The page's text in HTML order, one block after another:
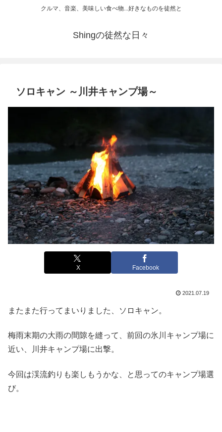
クルマ、音楽、美味しい食べ物...好きなものを徒然と
Shingの徒然な日々
ソロキャン ～川井キャンプ場～
X Facebook
2021.07.19
またまた行ってまいりました、ソロキャン。
梅雨末期の大雨の間隙を縫って、前回の氷川キャンプ場に
近い、川井キャンプ場に出撃。
今回は渓流釣りも楽しもうかな、と思ってのキャンプ場選
び。